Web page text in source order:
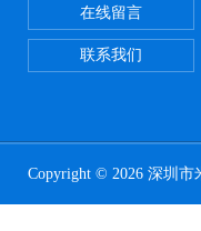
在线留言
联系我们
Copyright © 2026 深圳市